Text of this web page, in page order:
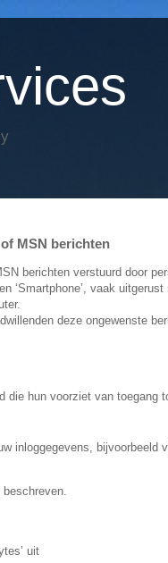
MSN berichten
berichten verstuurd door
‘Smartphone’, vaak uitgerust
deze ongewenste
die hun voorziet van toegang
inloggegevens, bijvoorbeeld
uit